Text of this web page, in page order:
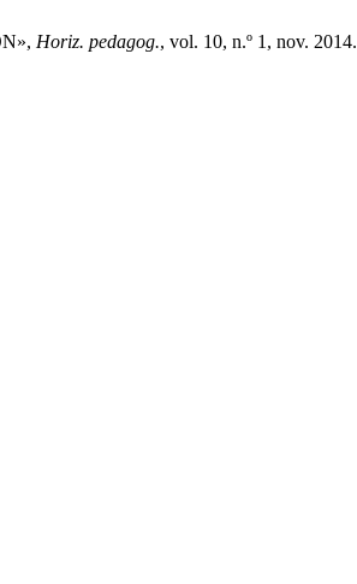
Horiz. pedagog., vol. 10, n.º 1, nov. 2014.